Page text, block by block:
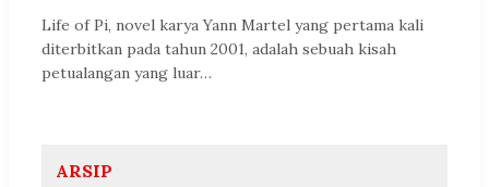
Life of Pi, novel karya Yann Martel yang pertama kali
diterbitkan pada tahun 2001, adalah sebuah kisah
petualangan yang luar…
ARSIP